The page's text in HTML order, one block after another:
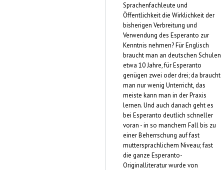
Sprachenfachleute und
Öffentlichkeit die Wirklichkeit der
bisherigen Verbreitung und
Verwendung des Esperanto zur
Kenntnis nehmen? Für Englisch
braucht man an deutschen Schulen
etwa 10 Jahre, für Esperanto
genügen zwei oder drei; da braucht
man nur wenig Unterricht, das
meiste kann man in der Praxis
lernen. Und auch danach geht es
bei Esperanto deutlich schneller
voran - in so manchem Fall bis zu
einer Beherrschung auf fast
muttersprachlichem Niveau; fast
die ganze Esperanto-
Originalliteratur wurde von